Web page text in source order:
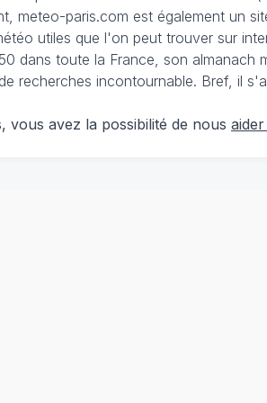
meteo-paris.com est également un
utiles que l'on peut trouver sur
dans toute la France, son almanach
recherches incontournable. Bref, il
vous avez la possibilité de nous